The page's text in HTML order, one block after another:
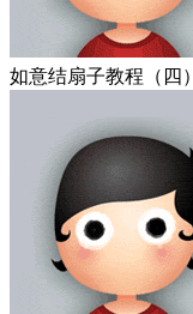
如意结扇子教程（四）